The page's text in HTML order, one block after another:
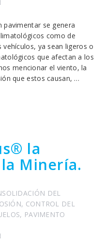
pavimentar se genera
como de
ya sean ligeros o
que afectan a los
mencionar el viento, la
que estos causan, …
la
Minería.
DEL
, CONTROL DEL
, PAVIMENTO